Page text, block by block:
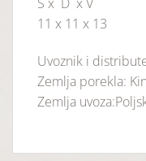
11 x 11 x 13
Uvoznik i
Zemlja porekla:
Zemlja